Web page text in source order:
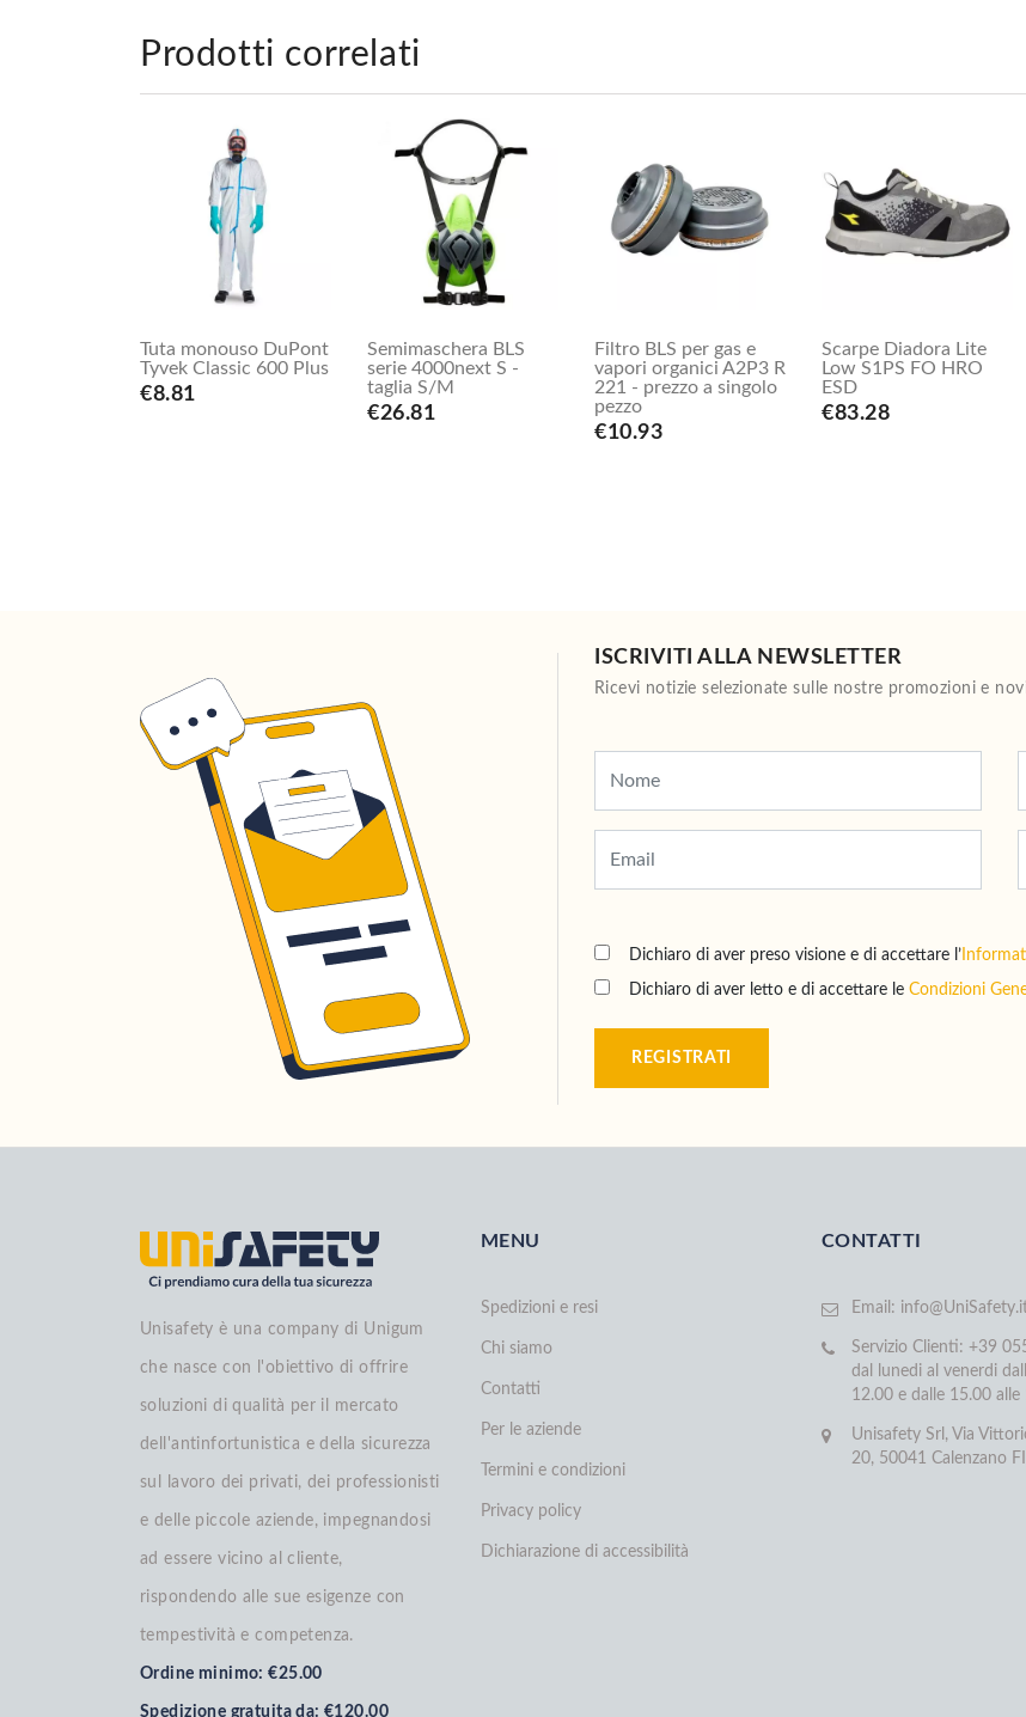
Prodotti correlati
Tuta monouso DuPont
Tyvek Classic 600 Plus
€8.81
Semimaschera BLS
serie 4000next S -
taglia S/M
€26.81
Filtro BLS per gas e
vapori organici A2P3 R
221 - prezzo a singolo
pezzo
€10.93
Scarpe Diadora Lite
Low S1PS FO HRO
ESD
€83.28
ISCRIVITI ALLA NEWSLETTER
Ricevi notizie selezionate sulle nostre promozioni e
Dichiaro di aver preso visione e di accettare l’
Dichiaro di aver letto e di accettare le Condizioni
REGISTRATI
Unisafety è una company di Unigum
che nasce con l'obiettivo di offrire
soluzioni di qualità per il mercato
dell'antinfortunistica e della sicurezza
sul lavoro dei privati, dei professionisti
e delle piccole aziende, impegnandosi
ad essere vicino al cliente,
rispondendo alle sue esigenze con
tempestività e competenza.
Ordine minimo: €25.00
Spedizione gratuita da: €120.00
MENU
Spedizioni e resi
Chi siamo
Contatti
Per le aziende
Termini e condizioni
Privacy policy
Dichiarazione di accessibilità
CONTATTI
Email:
Servizio Clienti: +39
dal lunedi al venerdi
12.00 e dalle 15.00 alle
Unisafety Srl, Via
20, 50041 Calenzano FI